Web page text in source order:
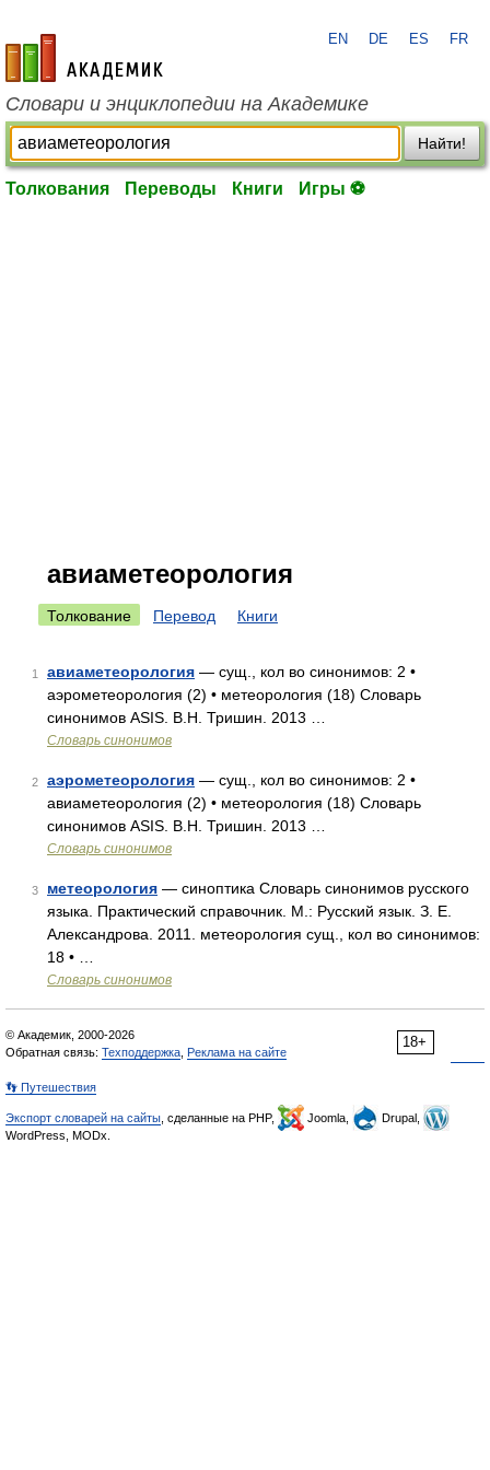
academic.ru
EN DE ES FR
Словари и энциклопедии на Академике
Найти!
Толкования Переводы Книги Игры ⚽
авиаметеорология
Толкование Перевод Книги
1 авиаметеорология — сущ., кол во синонимов: 2 •
аэрометеорология (2) • метеорология (18) Словарь
синонимов ASIS. В.Н. Тришин. 2013 …
Словарь синонимов
2 аэрометеорология — сущ., кол во синонимов: 2 •
авиаметеорология (2) • метеорология (18) Словарь
синонимов ASIS. В.Н. Тришин. 2013 …
Словарь синонимов
3 метеорология — синоптика Словарь синонимов русского
языка. Практический справочник. М.: Русский язык. З. Е.
Александрова. 2011. метеорология сущ., кол во синонимов:
18 • …
Словарь синонимов
18+
© Академик, 2000-2026
Обратная связь: Техподдержка Реклама на сайте
👣 Путешествия
Экспорт словарей на сайты , сделанные на PHP, Joomla,
Drupal,
WordPress, MODx.